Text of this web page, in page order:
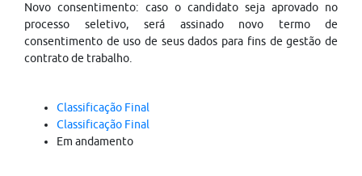
Novo consentimento: caso o candidato seja aprovado no
processo seletivo, será assinado novo termo de
consentimento de uso de seus dados para fins de gestão de
contrato de trabalho.
Classificação Final
Classificação Final
Em andamento